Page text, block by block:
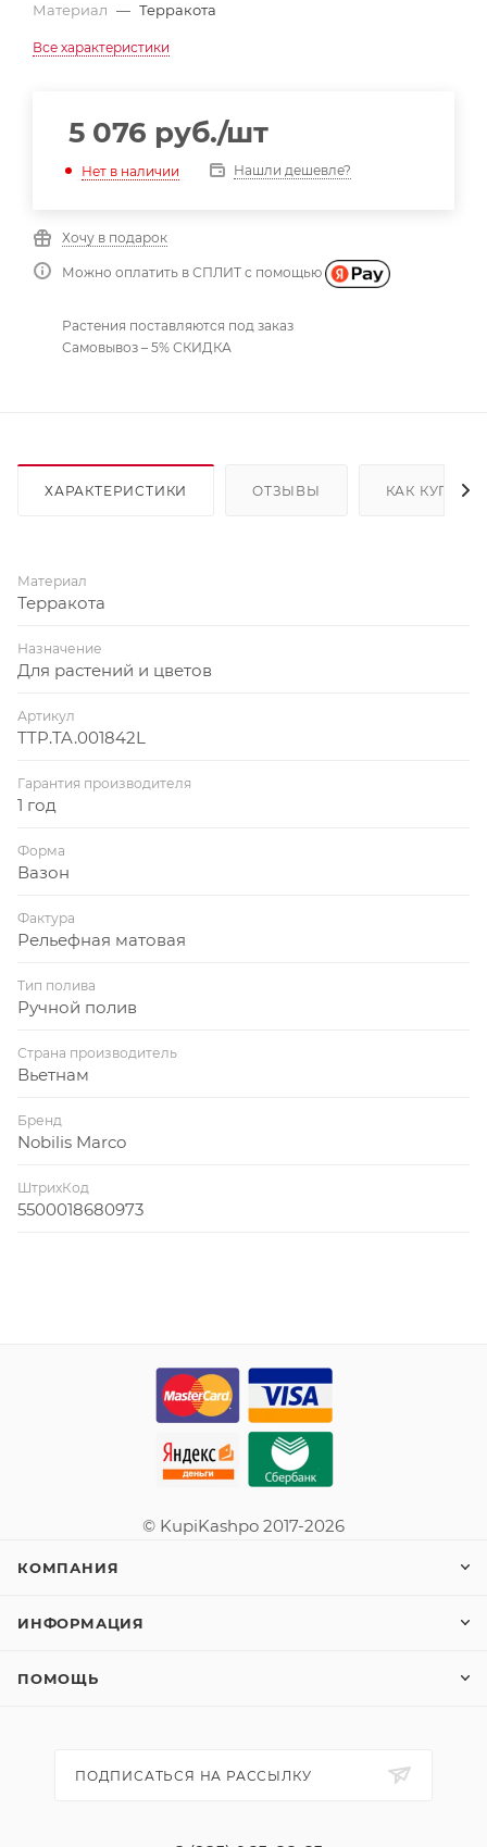
Материал — Терракота
Все характеристики
5 076 руб./шт
Нет в наличии Нашли дешевле?
Хочу в подарок
Можно оплатить в СПЛИТ с помощью
Растения поставляются под заказ
Самовывоз – 5% СКИДКА
ХАРАКТЕРИСТИКИ ОТЗЫВЫ КАК КУПИТЬ
Материал
Терракота
Назначение
Для растений и цветов
Артикул
TTP.TA.001842L
Гарантия производителя
1 год
Форма
Вазон
Фактура
Рельефная матовая
Тип полива
Ручной полив
Страна производитель
Вьетнам
Бренд
Nobilis Marco
ШтрихКод
5500018680973
© KupiKashpo 2017-2026
КОМПАНИЯ
ИНФОРМАЦИЯ
ПОМОЩЬ
ПОДПИСАТЬСЯ НА РАССЫЛКУ